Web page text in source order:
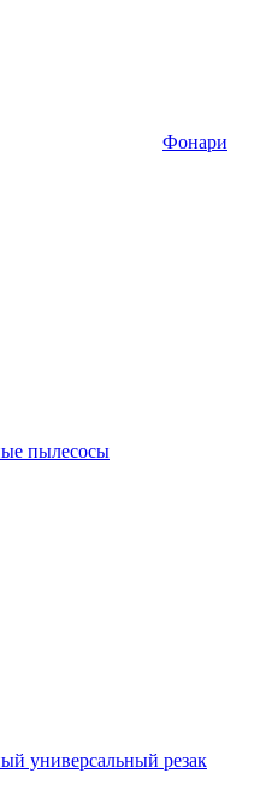
Фонари
пылесосы
универсальный резак